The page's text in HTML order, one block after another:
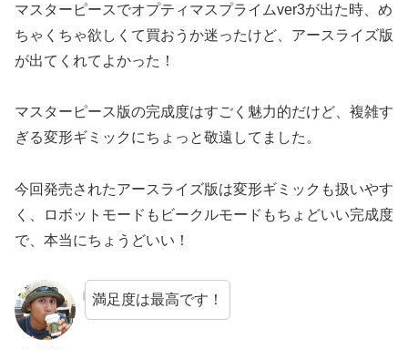
マスターピースでオプティマスプライムver3が出た時、め
ちゃくちゃ欲しくて買おうか迷ったけど、アースライズ版
が出てくれてよかった！
マスターピース版の完成度はすごく魅力的だけど、複雑す
ぎる変形ギミックにちょっと敬遠してました。
今回発売されたアースライズ版は変形ギミックも扱いやす
く、ロボットモードもビークルモードもちょどいい完成度
で、本当にちょうどいい！
満足度は最高です！